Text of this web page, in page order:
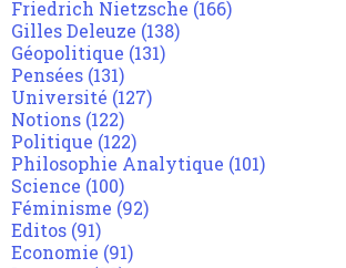
Friedrich Nietzsche (166)
Gilles Deleuze (138)
Géopolitique (131)
Pensées (131)
Université (127)
Notions (122)
Politique (122)
Philosophie Analytique (101)
Science (100)
Féminisme (92)
Editos (91)
Economie (91)